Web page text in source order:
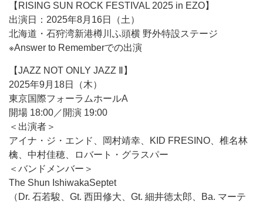
【RISING SUN ROCK FESTIVAL 2025 in EZO】
出演日：2025年8月16日（土）
北海道・石狩湾新港樽川ふ頭横 野外特設ステージ
※Answer to Rememberでの出演
【JAZZ NOT ONLY JAZZ Ⅱ】
2025年9月18日（木）
東京国際フォーラムホールA
開場 18:00／開演 19:00
＜出演者＞
アイナ・ジ・エンド、岡村靖幸、KID FRESINO、椎名林
檎、中村佳穂、ロバート・グラスパー
＜バンドメンバー＞
The Shun IshiwakaSeptet
（Dr. 石若駿、Gt. 西田修大、Gt. 細井徳太郎、Ba. マーテ